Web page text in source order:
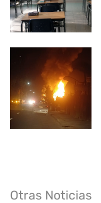
Otras Noticias